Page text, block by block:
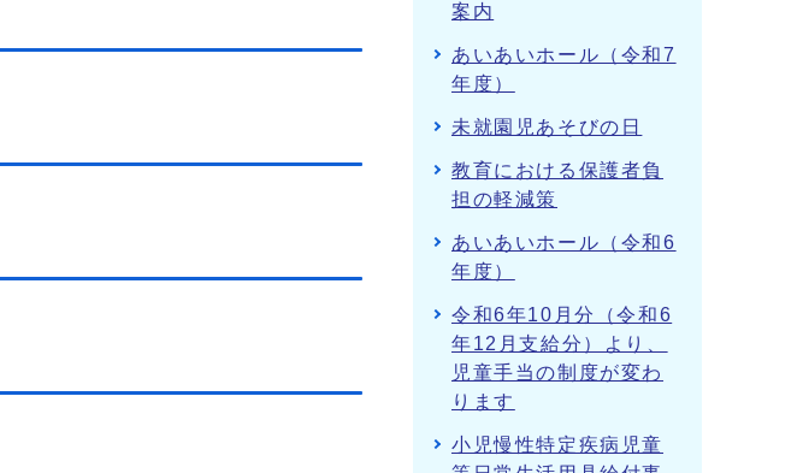
案内
あいあいホール（令和7
年度）
未就園児あそびの日
教育における保護者負
担の軽減策
あいあいホール（令和6
年度）
令和6年10月分（令和6
年12月支給分）より、
児童手当の制度が変わ
ります
小児慢性特定疾病児童